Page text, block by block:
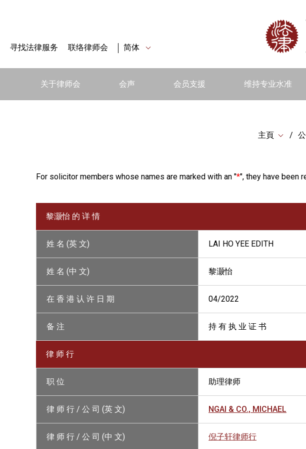
寻找法律服务 联络律师会 简体
关于律师会 会声 会员支援 维持专业水准
主頁
For solicitor members whose names are marked with an "*", they have been
黎灏怡 的 详 情
姓 名 (英 文) LAI HO YEE EDITH
姓 名 (中 文) 黎灏怡
在 香 港 认 许 日 期 04/2022
备 注 持 有 执 业 证 书
律 师 行
职 位 助理律师
律 师 行 / 公 司 (英 文) NGAI & CO., MICHAEL
律 师 行 / 公 司 (中 文) 倪子轩律师行